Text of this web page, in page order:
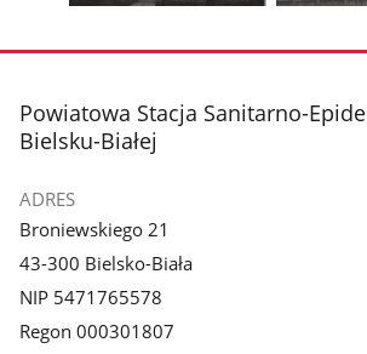
zdjęcie
galerii.
zdjęcie
galerii.
stopka
Powiatowa Stacja Sanitarno-
Bielsku-Białej
ADRES
Broniewskiego 21
43-300 Bielsko-Biała
NIP 5471765578
Regon 000301807